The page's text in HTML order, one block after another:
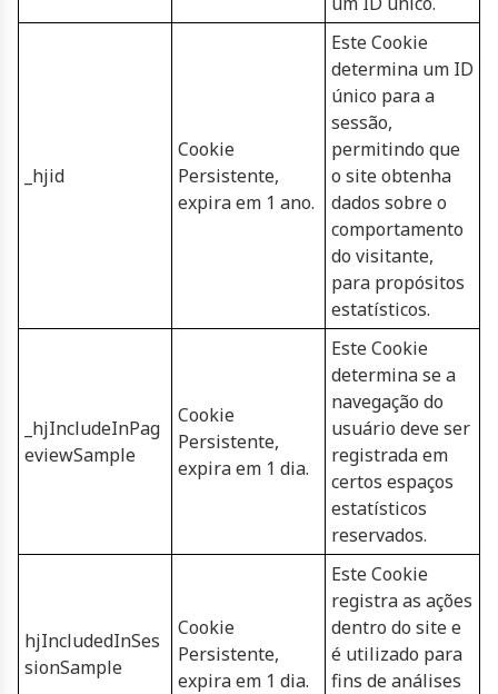
_hjid
Cookie
Persistente,
expira em 1 ano.
Este Cookie
determina um ID
único para a
sessão,
permitindo que
o site obtenha
dados sobre o
comportamento
do visitante,
para propósitos
estatísticos.
_hjIncludeInPag
eviewSample
Cookie
Persistente,
expira em 1 dia.
Este Cookie
determina se a
navegação do
usuário deve ser
registrada em
certos espaços
estatísticos
reservados.
hjIncludedInSes
sionSample
Cookie
Persistente,
expira em 1 dia.
Este Cookie
registra as ações
dentro do site e
é utilizado para
fins de análises